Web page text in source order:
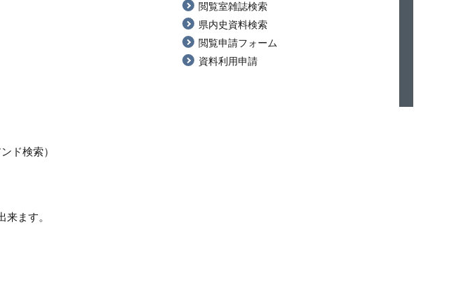
ド検索）
ます。
閲覧室雑誌検索
県内史資料検索
閲覧申請フォーム
資料利用申請